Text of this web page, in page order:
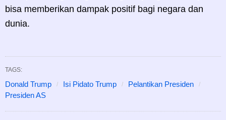
bisa memberikan dampak positif bagi negara dan
dunia.
TAGS:
Donald Trump Isi Pidato Trump
Pelantikan Presiden
Presiden AS